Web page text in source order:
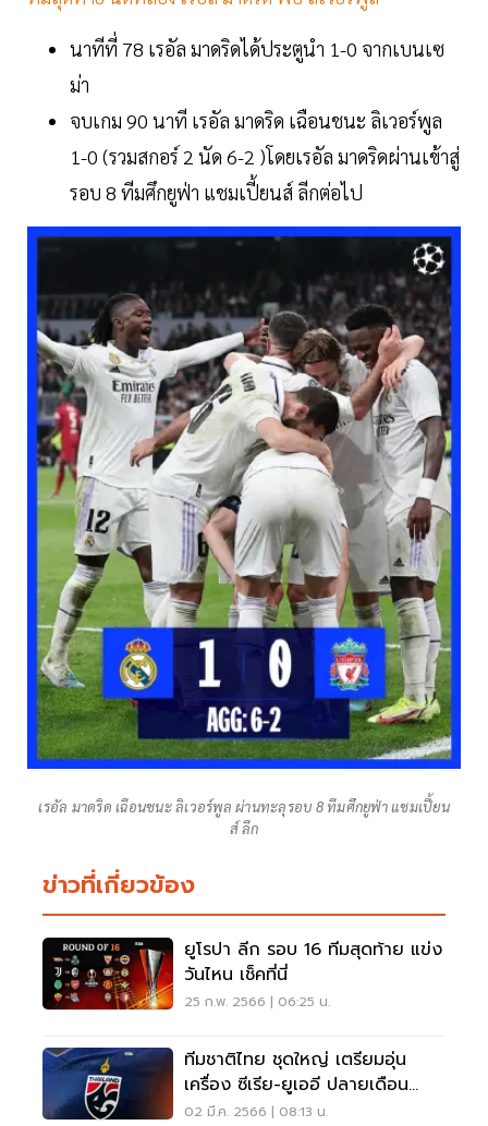
นาทีที่ 78 เรอัล มาดริดได้ประตูนำ 1-0 จากเบนเซ
ม่า
จบเกม 90 นาที เรอัล มาดริด เฉือนชนะ ลิเวอร์พูล
1-0 (รวมสกอร์ 2 นัด 6-2 )โดยเรอัล มาดริดผ่านเข้าสู่
รอบ 8 ทีมศึกยูฟ่า แชมเปี้ยนส์ ลีกต่อไป
เรอัล มาดริด เฉือนชนะ ลิเวอร์พูล ผ่านทะลุรอบ 8 ทีมศึกยูฟ่า แชมเปี้ยน
ส์ ลีก
ข่าวที่เกี่ยวข้อง
ยูโรปา ลีก รอบ 16 ทีมสุดท้าย แข่ง
วันไหน เช็คที่นี่
25 ก.พ. 2566 | 06:25 น.
ทีมชาติไทย ชุดใหญ่ เตรียมอุ่น
เครื่อง ซีเรีย-ยูเออี ปลายเดือน
มีนาคมนี้
02 มี.ค. 2566 | 08:13 น.